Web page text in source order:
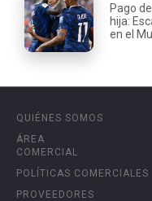
Pago
hija:
en el
QUIÉNES SOMOS
ÁREA
COMERCIAL
POLÍTICAS COMERCIALES
PROVEEDORES